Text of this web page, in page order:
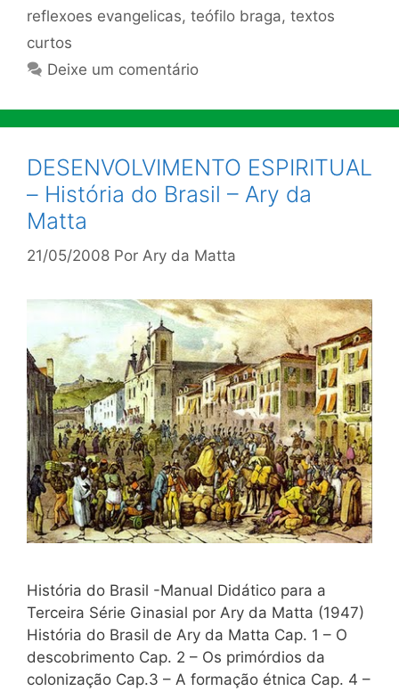
reflexoes evangelicas, teófilo braga, textos
curtos
Deixe um comentário
DESENVOLVIMENTO ESPIRITUAL
– História do Brasil – Ary da
Matta
21/05/2008 Por Ary da Matta
História do Brasil -Manual Didático para a
Terceira Série Ginasial por Ary da Matta (1947)
História do Brasil de Ary da Matta Cap. 1 – O
descobrimento Cap. 2 – Os primórdios da
colonização Cap.3 – A formação étnica Cap. 4 –